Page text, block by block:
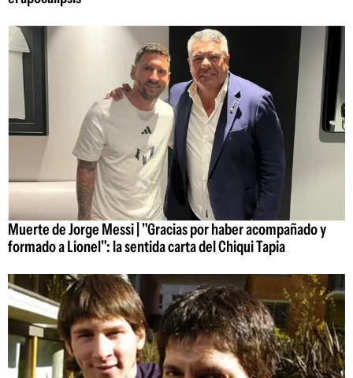
Muerte de Jorge Messi | "Gracias por haber acompañado y
formado a Lionel": la sentida carta del Chiqui Tapia